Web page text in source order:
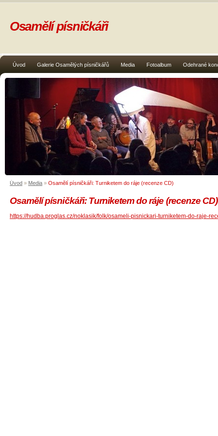
Úvod Galerie Osamělých písničkářů Media Fotoalbum Odehrané
Osamělí písničkáři
Úvod » Media » Osamělí písničkáři: Turniketem do ráje (recenze CD)
Osamělí písničkáři: Turniketem do ráje (recenze CD)
https://hudba.proglas.cz/noklasik/folk/osameli-pisnickari-turniketem-do-raje-